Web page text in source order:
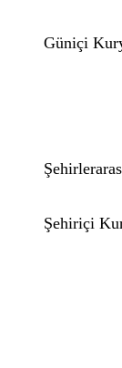
Güniçi
Şehiriçi